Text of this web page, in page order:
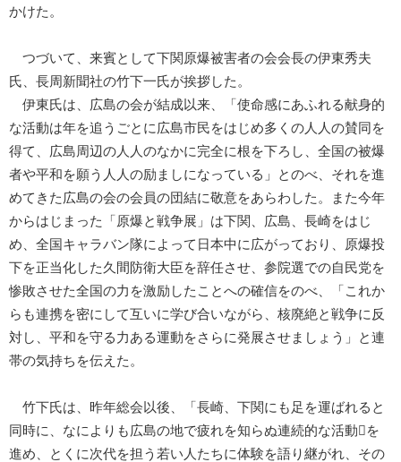
かけた。
つづいて、来賓として下関原爆被害者の会会長の伊東秀夫
氏、長周新聞社の竹下一氏が挨拶した。
伊東氏は、広島の会が結成以来、「使命感にあふれる献身的
な活動は年を追うごとに広島市民をはじめ多くの人人の賛同を
得て、広島周辺の人人のなかに完全に根を下ろし、全国の被爆
者や平和を願う人人の励ましになっている」とのべ、それを進
めてきた広島の会の会員の団結に敬意をあらわした。また今年
からはじまった「原爆と戦争展」は下関、広島、長崎をはじ
め、全国キャラバン隊によって日本中に広がっており、原爆投
下を正当化した久間防衛大臣を辞任させ、参院選での自民党を
惨敗させた全国の力を激励したことへの確信をのべ、「これか
らも連携を密にして互いに学び合いながら、核廃絶と戦争に反
対し、平和を守る力ある運動をさらに発展させましょう」と連
帯の気持ちを伝えた。
竹下氏は、昨年総会以後、「長崎、下関にも足を運ばれると
同時に、なによりも広島の地で疲れを知らぬ連続的な活動を
進め、とくに次代を担う若い人たちに体験を語り継がれ、その